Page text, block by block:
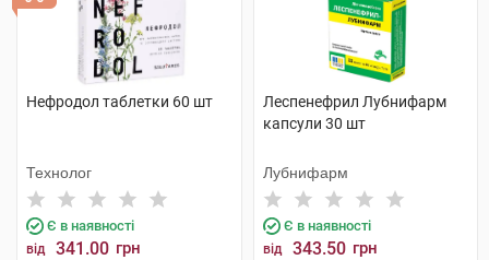
Нефродол таблетки 60 шт
Технолог
Є в наявності
від 341.00 грн
Леспенефрил Лубнифарм
капсули 30 шт
Лубнифарм
Є в наявності
від 343.50 грн